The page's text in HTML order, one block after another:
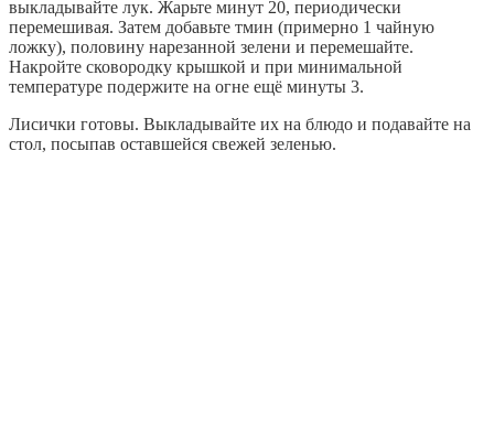
выкладывайте лук. Жарьте минут 20, периодически
перемешивая. Затем добавьте тмин (примерно 1 чайную
ложку), половину нарезанной зелени и перемешайте.
Накройте сковородку крышкой и при минимальной
температуре подержите на огне ещё минуты 3.
Лисички готовы. Выкладывайте их на блюдо и подавайте на
стол, посыпав оставшейся свежей зеленью.